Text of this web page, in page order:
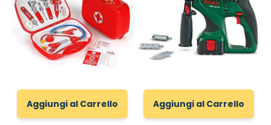
Aggiungi al Carrello Aggiungi al Carrello